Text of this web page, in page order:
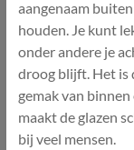
aangenaam
houden. Je kunt
onder andere je
droog blijft. Het is
gemak van
maakt de glazen
bij veel mensen.